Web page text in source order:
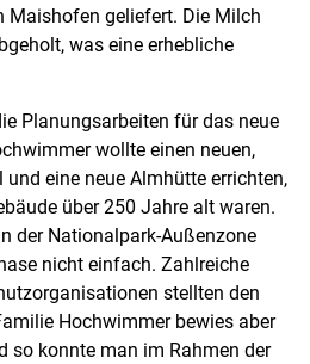
Maishofen geliefert. Die Milch
was eine erhebliche
Planungsarbeiten für das neue
wollte einen neuen,
eine neue Almhütte errichten,
über 250 Jahre alt waren.
der Nationalpark-Außenzone
nicht einfach. Zahlreiche
stellten den
Hochwimmer bewies aber
so konnte man im Rahmen der